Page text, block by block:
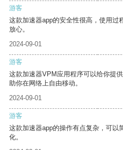
游客
这款加速器app的安全性很高，使用过
放心。
2024-09-01
游客
这款加速器VPM应用程序可以给你提
助你在网络上自由移动。
2024-09-01
游客
这款加速器app的操作有点复杂，可以
化。